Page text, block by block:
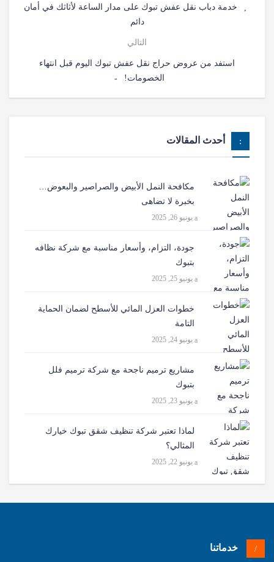
خدمة دباب نقل عفش تبوك على مدار الساعة لأثاثك في أمان
دائم
التالي
استفد من عروض حراج نقل عفش تبوك اليوم قبل انتهاء
الخصومات!
أحدث المقالات
مكافحة النمل الأبيض والصراصير والبعوض…
بخبرة لا تضاهى
يونيو 26, 2025
جودة، التزام، وأسعار مناسبة مع شركة نظافه
بتبوك
يونيو 25, 2025
خطوات العزل المائي للأسطح لضمان الحماية
التامة
يونيو 24, 2025
مشاريع ترميم ناجحة مع شركة ترميم فلل
بتبوك
يونيو 23, 2025
لماذا تعتبر شركة تنظيف شقق تبوك خيارك
المثالي؟
يونيو 22, 2025
خدماتنا